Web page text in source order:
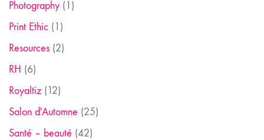
Photography (1)
Print Ethic (1)
Resources (2)
RH (6)
Royaltiz (12)
Salon d'Automne (25)
Santé – beauté (42)